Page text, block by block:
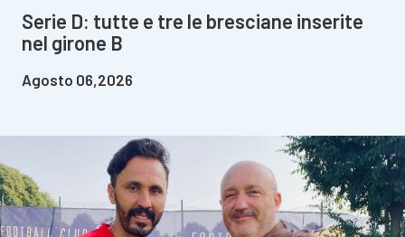
Serie D: tutte e tre le bresciane inserite
nel girone B
Agosto 06,2026